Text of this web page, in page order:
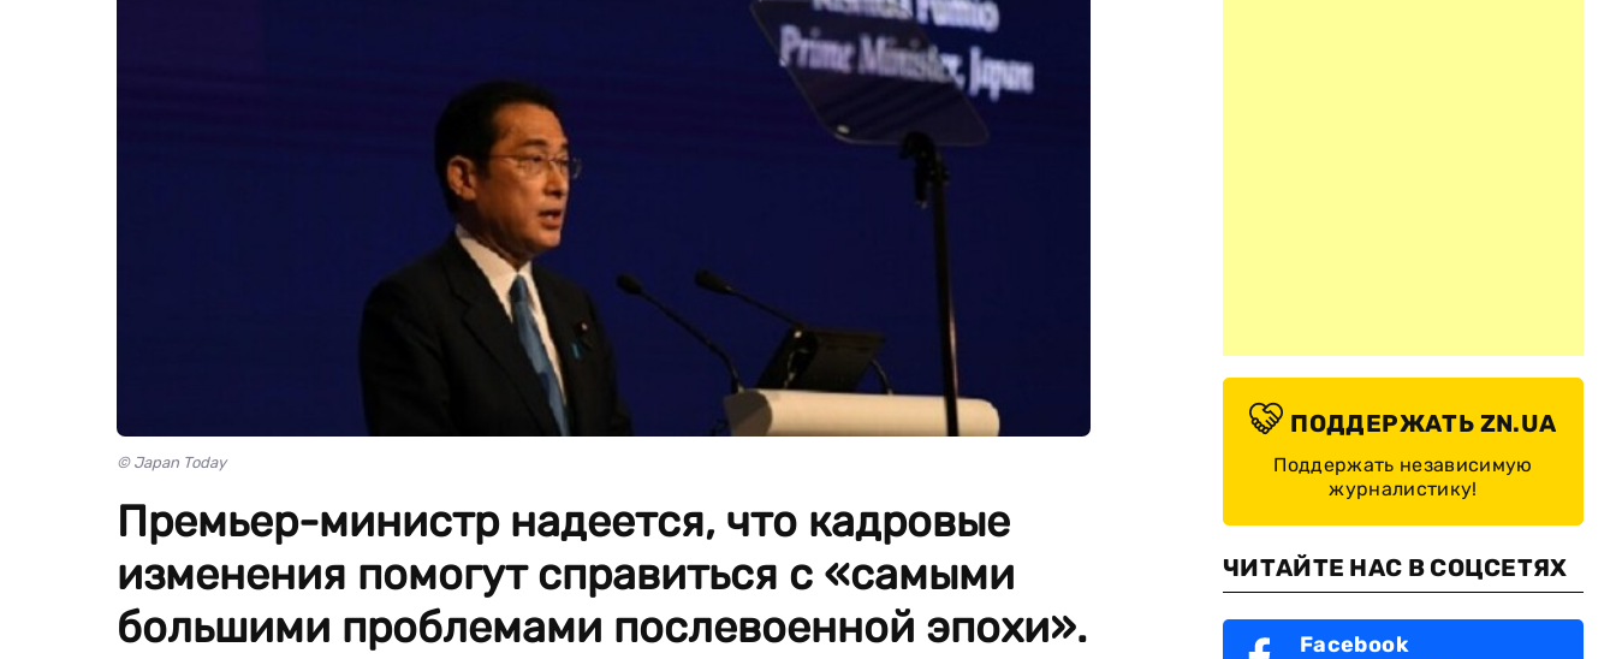
© Japan Today
Премьер-министр надеется, что кадровые
изменения помогут справиться с «самыми
большими проблемами послевоенной эпохи».
ПОДДЕРЖАТЬ ZN.UA
Поддержать независимую
журналистику!
ЧИТАЙТЕ НАС В СОЦСЕТЯХ
Facebook